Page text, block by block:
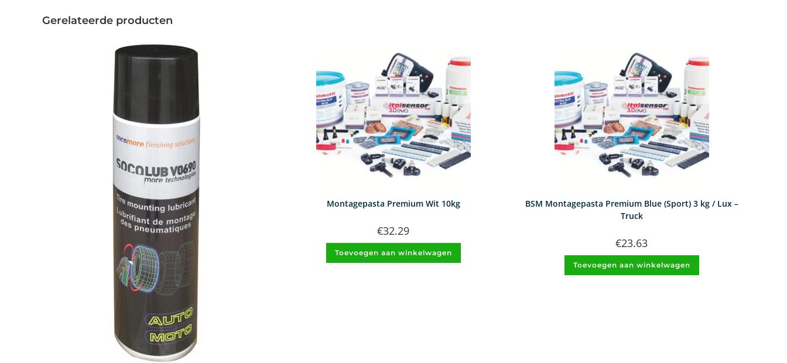
Gerelateerde producten
Montagepasta Premium Wit 10kg
€32.29
Toevoegen aan winkelwagen
BSM Montagepasta Premium Blue (Sport) 3 kg / Lux –
Truck
€23.63
Toevoegen aan winkelwagen